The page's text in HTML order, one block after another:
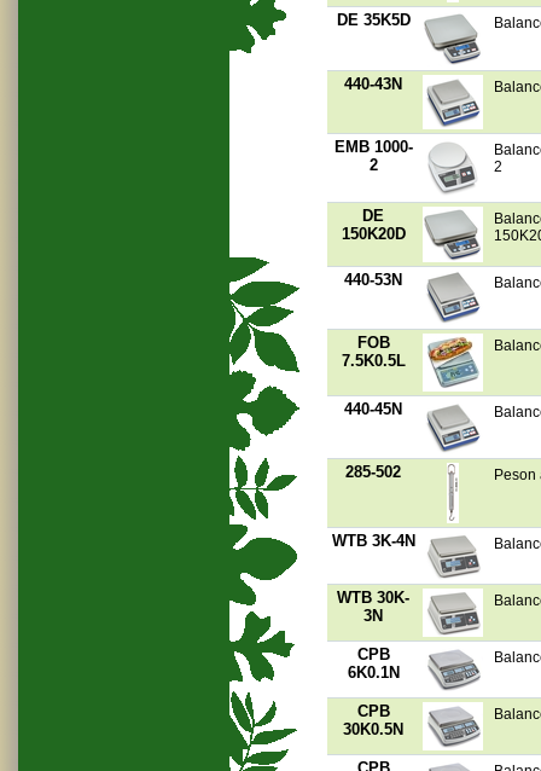
DE 35K5D
440-43N
EMB 1000-
2
2
DE
150K20D
440-53N
FOB
7.5K0.5L
440-45N
285-502 Peson
WTB 3K-4N
WTB 30K-
3N
CPB
6K0.1N
CPB
30K0.5N